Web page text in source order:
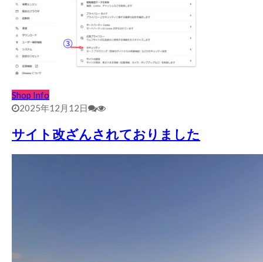
Shop Info
2025年12月12日
サイト改ざんされておりました